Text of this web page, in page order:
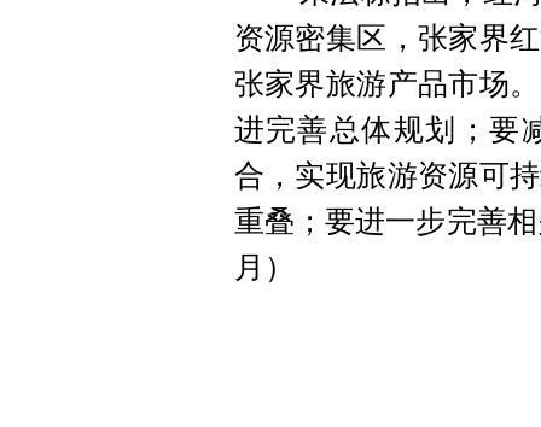
资源密集区，张家界
张家界旅游产品市场。
进完善总体规划；要
合，实现旅游资源可
重叠 ； 要进一步完善
月）